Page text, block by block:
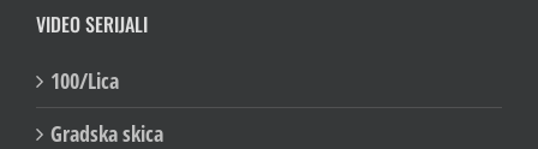
VIDEO SERIJALI
100/Lica
Gradska skica